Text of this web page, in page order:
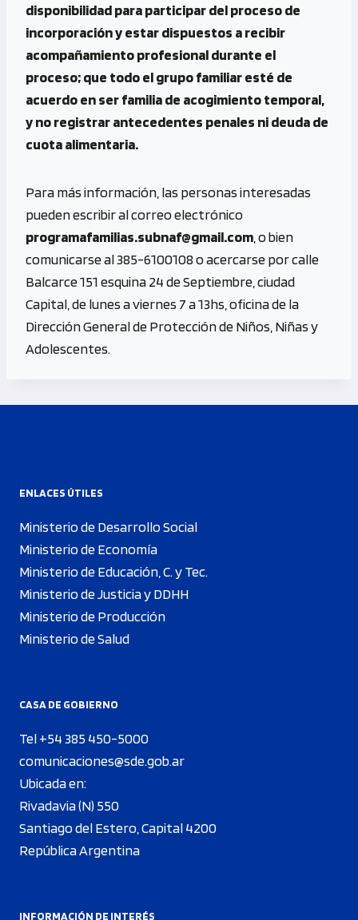
disponibilidad para participar del proceso de
incorporación y estar dispuestos a recibir
acompañamiento profesional durante el
proceso; que todo el grupo familiar esté de
acuerdo en ser familia de acogimiento temporal,
y no registrar antecedentes penales ni deuda de
cuota alimentaria.
Para más información, las personas interesadas
pueden escribir al correo electrónico
programafamilias.subnaf@gmail.com , o bien
comunicarse al 385-6100108 o acercarse por calle
Balcarce 151 esquina 24 de Septiembre, ciudad
Capital, de lunes a viernes 7 a 13hs, oficina de la
Dirección General de Protección de Niños, Niñas y
Adolescentes.
ENLACES ÚTILES
Ministerio de Desarrollo Social
Ministerio de Economía
Ministerio de Educación, C. y Tec.
Ministerio de Justicia y DDHH
Ministerio de Producción
Ministerio de Salud
CASA DE GOBIERNO
Tel +54 385 450-5000
comunicaciones@sde.gob.ar
Ubicada en:
Rivadavia (N) 550
Santiago del Estero, Capital 4200
República Argentina
INFORMACIÓN DE INTERÉS